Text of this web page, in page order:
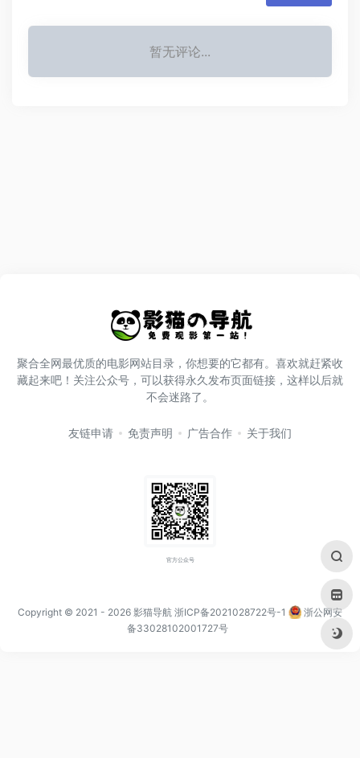
暂无评论...
聚合全网最优质的电影网站目录，你想要的它都有。喜欢就赶紧收
藏起来吧！关注公众号，可以获得永久发布页面链接，这样以后就
不会迷路了。
友链申请 免责声明 广告合作 关于我们
官方公众号
Copyright © 2021 - 2026 影猫导航 浙ICP备2021028722号-1
浙公网安
备33028102001727号